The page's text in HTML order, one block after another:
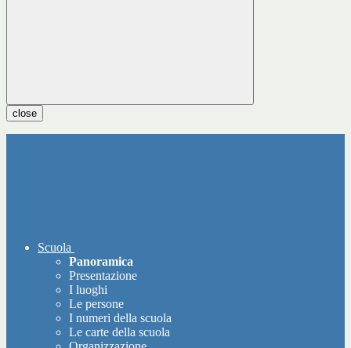
close
Scuola
Panoramica
Presentazione
I luoghi
Le persone
I numeri della scuola
Le carte della scuola